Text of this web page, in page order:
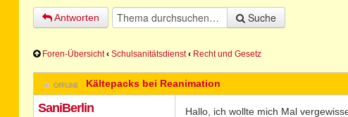
Antworten Suche
Foren-Übersicht ‹ Schulsanitätsdienst ‹ Recht und Gesetz
Kältepacks bei Reanimation
SaniBerlin
Hallo, ich wollte mich Mal